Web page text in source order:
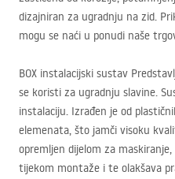
dizajniran za ugradnju na zid.
mogu se naći u ponudi naše
BOX instalacijski sustav
se koristi za ugradnju slavine.
instalaciju. Izrađen je od
elemenata, što jamči visoku
opremljen dijelom za
tijekom montaže i te olakšava